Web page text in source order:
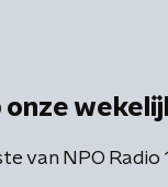
onze
van NPO Radio